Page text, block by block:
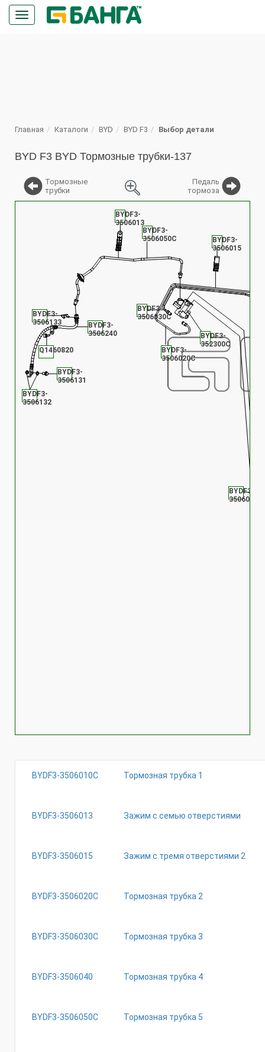
Кнопка
меню
Главная Каталоги BYD BYD F3 Выбор детали
BYD F3 BYD Тормозные трубки-137
Тормозные
трубки
Педаль
тормоза
BYDF3-
3506013
BYDF3-
3506050C
BYDF3-
3506015
BYDF3-
3506030C
BYDF3-
3506020C
BYDF3-
352300C
BYDF3-
3506133
Q1460820
BYDF3-
3506131
BYDF3-
3506132
BYDF3-
3506240
BYDF3-
3506071
BYDF3-3506010C Тормозная трубка 1
BYDF3-3506013 Зажим с семью отверстиями
BYDF3-3506015 Зажим с тремя отверстиями 2
BYDF3-3506020C Тормозная трубка 2
BYDF3-3506030C Тормозная трубка 3
BYDF3-3506040 Тормозная трубка 4
BYDF3-3506050C Тормозная трубка 5